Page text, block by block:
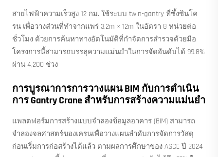
สายไฟฟ้าความเร็วสูง 12 กม. ใช้ระบบ twin-gantry ที่ซึ้งซินโค
รน เพื่อวางส่วนที่ทําจากแพร่ 3.2m × 12m ในอัตรา 8 หน่วยต่อ
ชั่วโมง ด้วยการค้นหาทางอัตโนมัติที่กําจัดการสํารวจด้วยมือ
โครงการนี้สามารถบรรลุความแม่นยําในการจัดอันดับได้ 99.8%
ผ่าน 4,200 ช่วง
การบูรณาการการวางแผน BIM กับการดําเนิน
การ Gantry Crane สําหรับการสร้างความแม่นยํา
แพลตฟอร์มการสร้างแบบจำลองข้อมูลอาคาร (BIM) สามารถ
จำลองจลศาสตร์ของเครนเพื่อวางแผนลำดับการจัดการวัสดุ
ก่อนเริ่มการก่อสร้างได้แล้ว ตามผลการศึกษาของ ASCE ปี 2024